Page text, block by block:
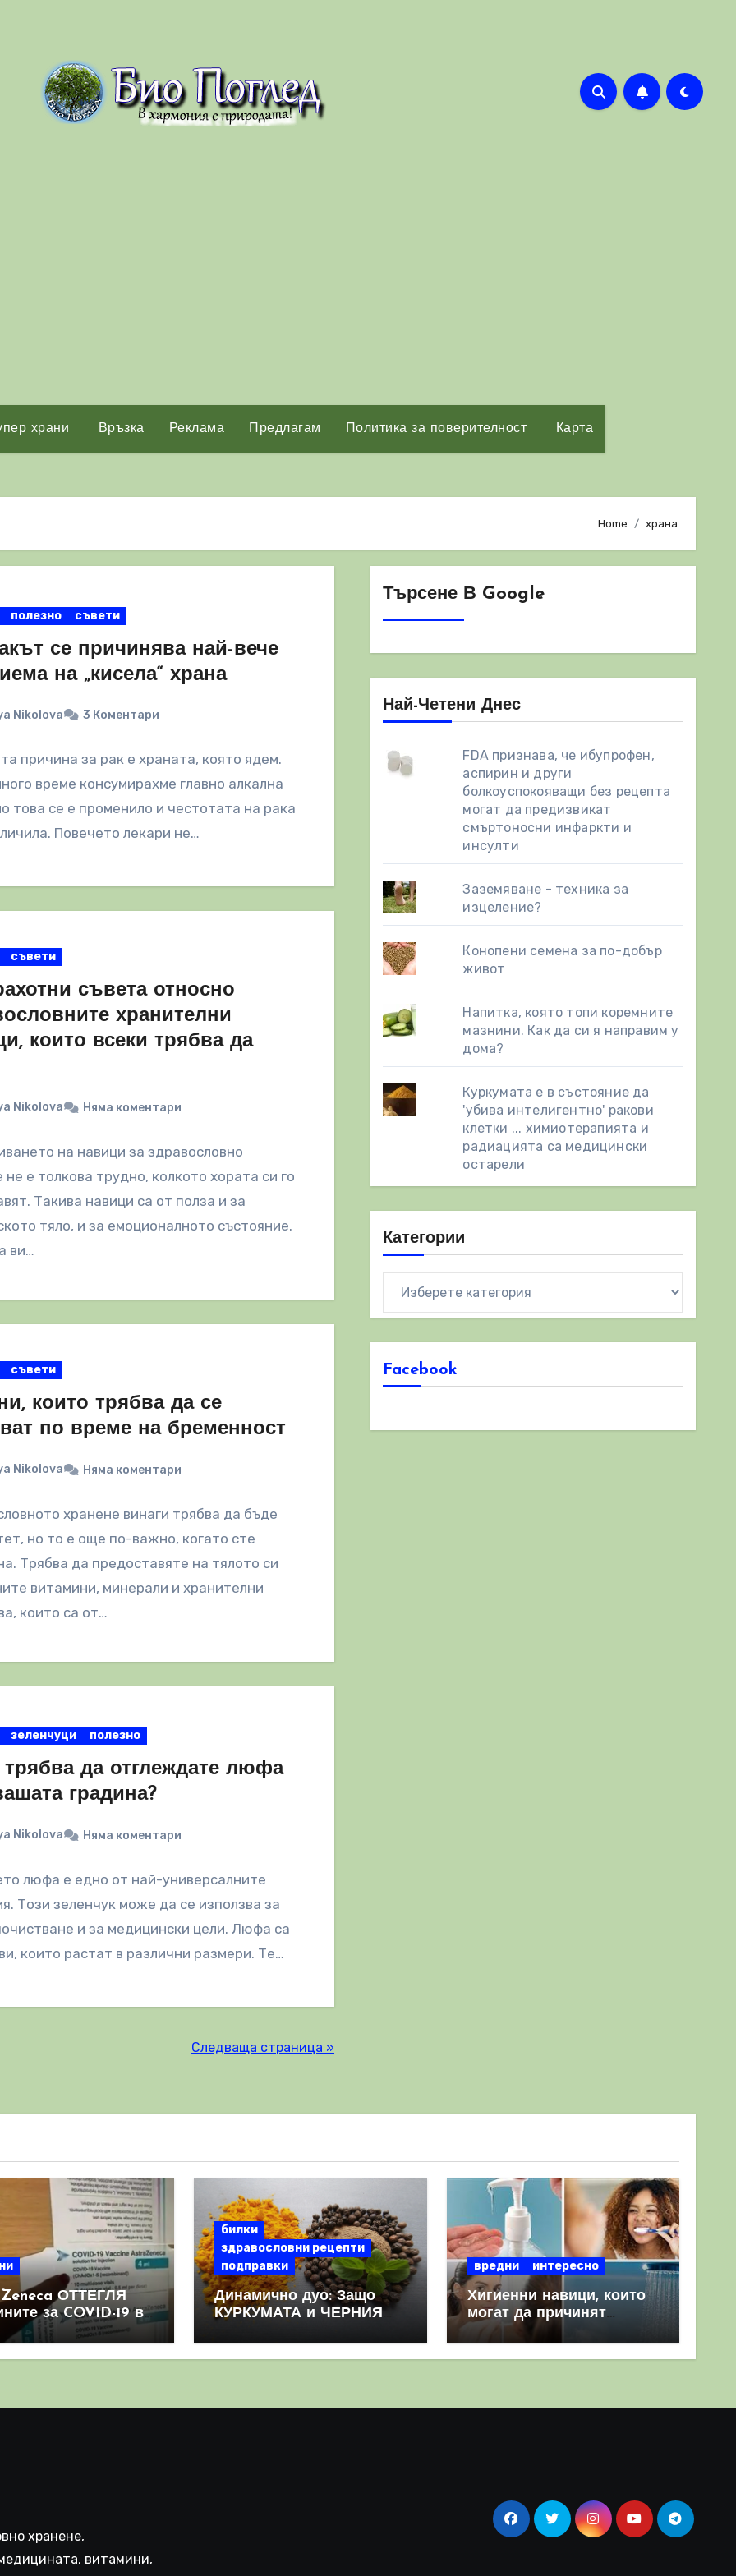
храни Връзка Реклама Предлагам Политика за поверителност Карта
Home храна
полезно съвети
се причинява най-вече
на „кисела“ храна
Nikolova 3 Коментари
причина за рак е храната, която ядем.
време консумирахме главно алкална
това се е променило и честотата на рака
Повечето лекари не…
съвети
съвета относно
хранителни
които всеки трябва да
Nikolova Няма коментари
на навици за здравословно
не е толкова трудно, колкото хората си го
Такива навици са от полза и за
тяло, и за емоционалното състояние.
ви…
съвети
които трябва да се
по време на бременност
Nikolova Няма коментари
хранене винаги трябва да бъде
но то е още по-важно, когато сте
Трябва да предоставяте на тялото си
витамини, минерали и хранителни
които са от…
зеленчуци полезно
да отглеждате люфа
градина?
Nikolova Няма коментари
люфа е едно от най-универсалните
Този зеленчук може да се използва за
и за медицински цели. Люфа са
които растат в различни размери. Те…
Следваща страница »
Търсене В Google
Най-Четени Днес
FDA признава, че ибупрофен,
аспирин и други
болкоуспокояващи без рецепта
могат да предизвикат
смъртоносни инфаркти и
инсулти
Заземяване - техника за
изцеление?
Конопени семена за по-добър
живот
Напитка, която топи коремните
мазнини. Как да си я направим у
дома?
Куркумата е в състояние да
'убива интелигентно' ракови
клетки ... химиотерапията и
радиацията са медицински
остарели
Категории
Facebook
ОТТЕГЛЯ
за COVID-19 в
мащаб, след
че те
билки
здравословни рецепти
подправки
Динамично дуо: Защо
КУРКУМАТА и ЧЕРНИЯ
комбинация
вредни интересно
Хигиенни навици, които
могат да причинят
повече вреда, отколкото
полза
хранене,
витамини,